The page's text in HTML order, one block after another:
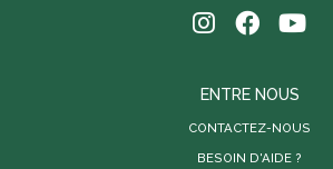
ENTRE NOUS
CONTACTEZ-NOUS
BESOIN D'AIDE ?